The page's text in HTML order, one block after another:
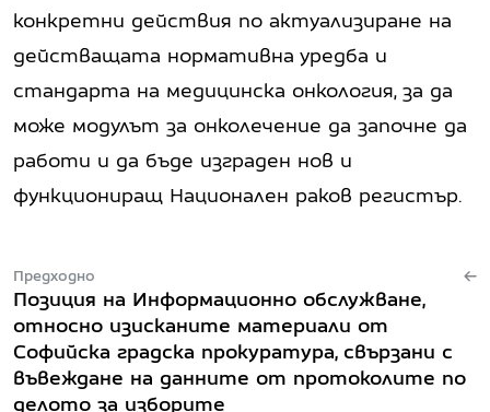
Предходно
Позиция на Информационно обслужване,
относно изисканите материали от
Софийска градска прокуратура, свързани с
въвеждане на данните от протоколите по
делото за изборите
конкретни действия по актуализиране на
действащата нормативна уредба и
стандарта на медицинска онкология, за да
може модулът за онколечение да започне да
работи и да бъде изграден нов и
функциониращ Национален раков регистър.